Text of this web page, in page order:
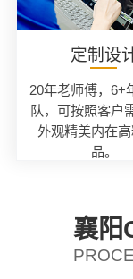
定制设
20年老师傅，6+
队，可按照客户
外观精美内在
品。
襄阳